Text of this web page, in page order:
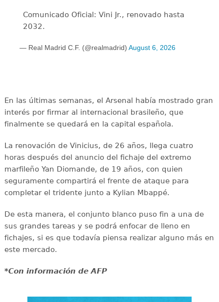
Comunicado Oficial: Vini Jr., renovado hasta
2032.
— Real Madrid C.F. (@realmadrid) August 6, 2026
En las últimas semanas, el Arsenal había mostrado gran
interés por firmar al internacional brasileño, que
finalmente se quedará en la capital española.
La renovación de Vinicius, de 26 años, llega cuatro
horas después del anuncio del fichaje del extremo
marfileño Yan Diomande, de 19 años, con quien
seguramente compartirá el frente de ataque para
completar el tridente junto a Kylian Mbappé.
De esta manera, el conjunto blanco puso fin a una de
sus grandes tareas y se podrá enfocar de lleno en
fichajes, si es que todavía piensa realizar alguno más en
este mercado.
*Con información de AFP